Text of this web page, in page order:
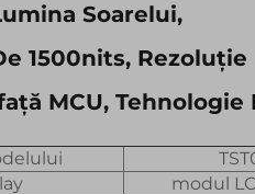
Soarelui,
1500nits, Rezoluție
MCU, Tehnologie
modul